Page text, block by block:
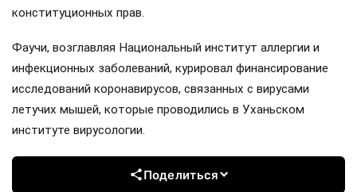
конституционных прав.
Фаучи, возглавляя Национальный институт аллергии и
инфекционных заболеваний, курировал финансирование
исследований коронавирусов, связанных с вирусами
летучих мышей, которые проводились в Уханьском
институте вирусологии.
Поделиться